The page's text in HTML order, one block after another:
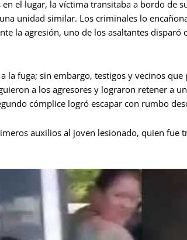
el lugar, la víctima transitaba a bordo de
unidad similar. Los criminales lo
la agresión, uno de los asaltantes disparó
la fuga; sin embargo, testigos y vecinos
a los agresores y lograron retener a
cómplice logró escapar con rumbo
auxilios al joven lesionado, quien fue